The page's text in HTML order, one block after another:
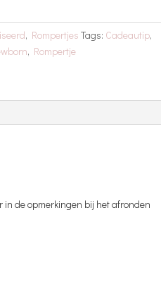
, Rompertjes Tags: Cadeautip,
, Rompertje
in de opmerkingen bij het afronden